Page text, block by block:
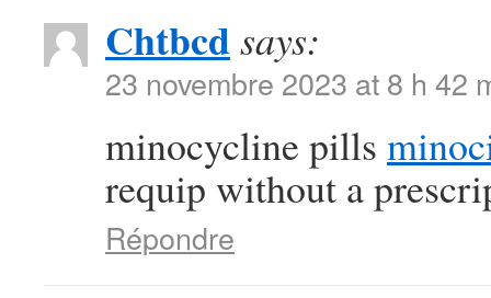
Chtbcdsays:
23 novembre 2023 at 8 h 42
minocycline pills
requip without a
Répondre